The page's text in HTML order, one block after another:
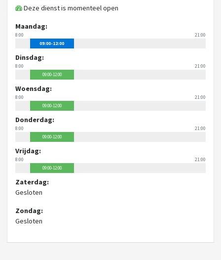
Deze dienst is momenteel open
Maandag:
8:00 21:00
09:00-12:00
Dinsdag:
8:00 21:00
09:00-12:00
Woensdag:
8:00 21:00
09:00-12:00
Donderdag:
8:00 21:00
09:00-12:00
Vrijdag:
8:00 21:00
09:00-12:00
Zaterdag:
Gesloten
Zondag:
Gesloten